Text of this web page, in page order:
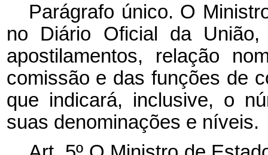
Parágrafo único. O
no Diário Oficial da
apostilamentos, relação
comissão e das funções de
que indicará, inclusive, o
suas denominações e níveis.